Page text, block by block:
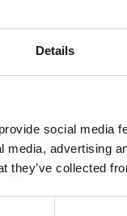
Details
social media
advertising
they’ve collected